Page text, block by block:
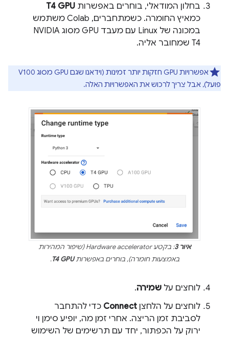
בחלון המודאלי, בוחרים באפשרות T4 GPU
כמאיץ החומרה. כשמתחברים, ‫Colab משתמש
במכונה של Linux עם מעבד GPU מסוג NVIDIA
T4 שמחובר אליה.
אפשרויות GPU חזקות יותר זמינות (וידאנו שגם GPU מסוג V100
פועל), אבל צריך לרכוש את האפשרויות האלה.
איור 3
: בקטע Hardware accelerator (שיפור המהירות
באמצעות חומרה), בוחרים באפשרותT4 GPU
.
לוחצים על שמירה.
לוחצים על הלחצן Connect כדי להתחבר
לסביבת זמן הריצה. אחרי זמן מה, יופיע סימן וי
ירוק על הכפתור, יחד עם תרשימים של השימוש